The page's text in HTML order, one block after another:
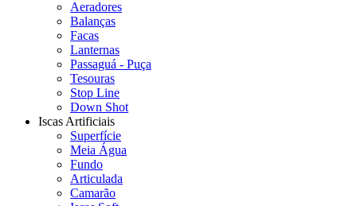
Aeradores
Balanças
Facas
Lanternas
Passaguá - Puça
Tesouras
Stop Line
Down Shot
Iscas Artificiais
Superfície
Meia Água
Fundo
Articulada
Camarão